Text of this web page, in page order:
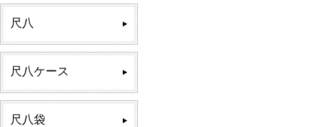
尺八
尺八ケース
尺八袋